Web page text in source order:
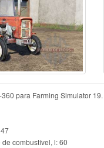
606
1
111
2
1
7
398
15
Fiatagri
Fortschritt
Guldner
Hanomag
Hatz
Hurlimann
IMT
para Farming Simulator 19.
combustível, l: 60